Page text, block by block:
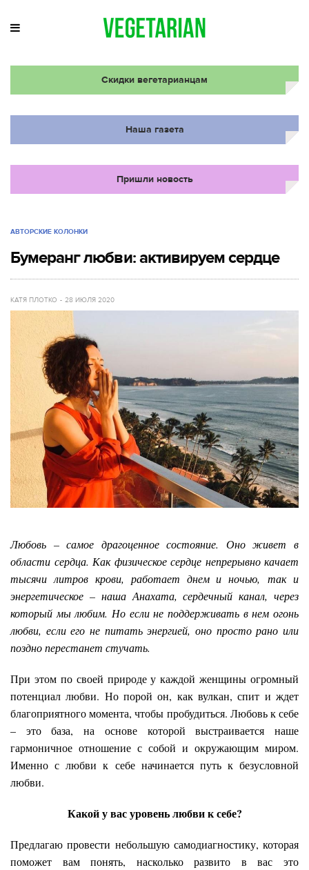
Скидки вегетарианцам
Наша газета
Пришли новость
АВТОРСКИЕ КОЛОНКИ
Бумеранг любви: активируем сердце
КАТЯ ПЛОТКО 28 ИЮЛЯ 2020
Любовь – самое драгоценное состояние. Оно живет в
области сердца. Как физическое сердце непрерывно качает
тысячи литров крови, работает днем и ночью, так и
энергетическое – наша Анахата, сердечный канал, через
который мы любим. Но если не поддерживать в нем огонь
любви, если его не питать энергией, оно просто рано или
поздно перестанет стучать.
При этом по своей природе у каждой женщины огромный
потенциал любви. Но порой он, как вулкан, спит и ждет
благоприятного момента, чтобы пробудиться. Любовь к себе
– это база, на основе которой выстраивается наше
гармоничное отношение с собой и окружающим миром.
Именно с любви к себе начинается путь к безусловной
любви.
Какой у вас уровень любви к себе?
Предлагаю провести небольшую самодиагностику, которая
поможет вам понять, насколько развито в вас это